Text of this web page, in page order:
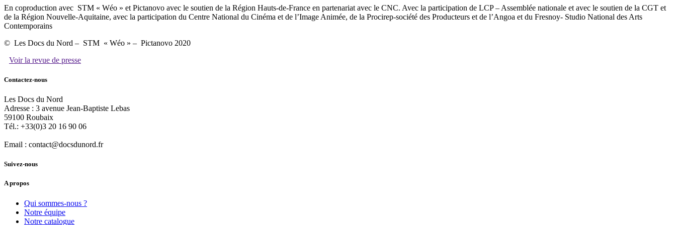
En coproduction avec STM « Wéo » et Pictanovo avec le soutien de la Région Hauts-de-France en partenariat avec le CNC. Avec la participation de LCP – Assemblée nationale et avec le soutien de la CGT et
de la Région Nouvelle-Aquitaine, avec la participation du Centre National du Cinéma et de l’Image Animée, de la Procirep-société des Producteurs et de l’Angoa et du Fresnoy- Studio National des Arts
Contemporains
© Les Docs du Nord – STM « Wéo » – Pictanovo 2020
Voir la revue de presse
Contactez-nous
Les Docs du Nord
Adresse : 3 avenue Jean-Baptiste Lebas
59100 Roubaix
Tél.: +33(0)3 20 16 90 06
Email : contact@docsdunord.fr
Suivez-nous
A propos
Qui sommes-nous ?
Notre équipe
Notre catalogue